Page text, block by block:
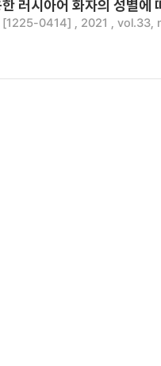
러시아어 화자의 성별에
[1225-0414] , 2021 , vol.33,